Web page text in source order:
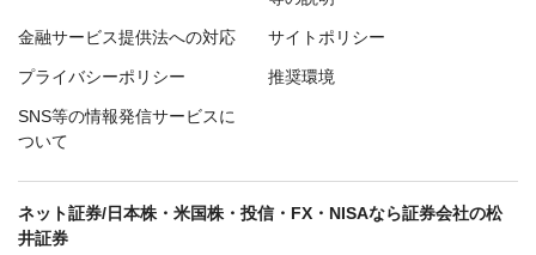
金融サービス提供法への対応 サイトポリシー
プライバシーポリシー 推奨環境
SNS等の情報発信サービスに
ついて
ネット証券/日本株・米国株・投信・FX・NISAなら証券会社の松
井証券